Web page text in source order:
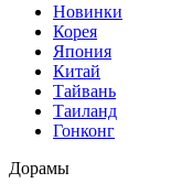
Новинки
Корея
Япония
Китай
Тайвань
Таиланд
Гонконг
Дорамы